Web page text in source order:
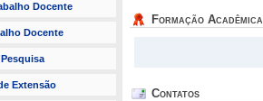
Docente
Docente
Extensão
Formação Acadêmica
Contatos